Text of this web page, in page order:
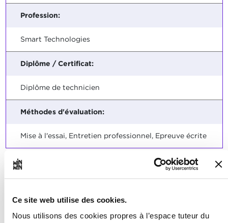
Ce site web utilise des cookies.
Nous utilisons des cookies propres à l’espace tuteur du
Profession:
Smart Technologies
Diplôme / Certificat:
Diplôme de technicien
Méthodes d'évaluation:
Mise à l'essai, Entretien professionnel, Epreuve écrite